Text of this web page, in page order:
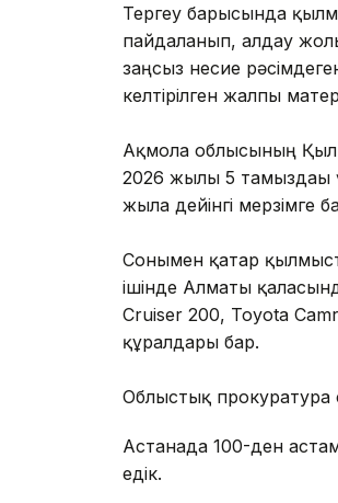
Тергеу барысында
пайдаланып, алдау
заңсыз несие
келтірілген жалпы
Ақмола облысының
2026 жылғы 5
жылға дейінгі
Сонымен қатар
ішінде Алматы
Cruiser 200, Toyota
құралдары бар.
Облыстық прокуратура
Астанада 100-ден
едік.